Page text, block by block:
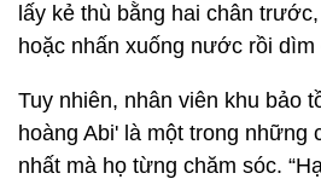
lấy kẻ thù bằng hai chân
hoặc nhấn xuống nước rồi dìm
Tuy nhiên, nhân viên khu bảo
hoàng Abi' là một trong những
nhất mà họ từng chăm sóc.